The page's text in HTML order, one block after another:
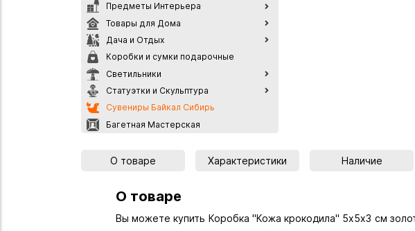
Предметы Интерьера
Товары для Дома
Дача и Отдых
Коробки и сумки подарочные
Светильники
Статуэтки и Скульптура
Сувениры Байкал Сибирь
Багетная Мастерская
О товаре Характеристики Наличие
О товаре
Вы можете купить Коробка "Кожа крокодила" 5х5х3 см